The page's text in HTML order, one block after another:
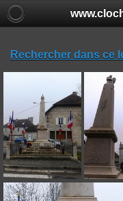
Rechercher dans ce